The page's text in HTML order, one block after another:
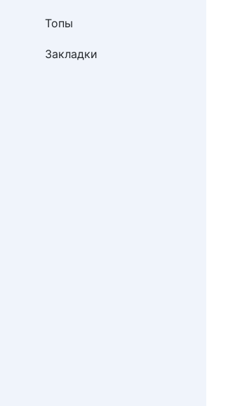
Топы
Закладки